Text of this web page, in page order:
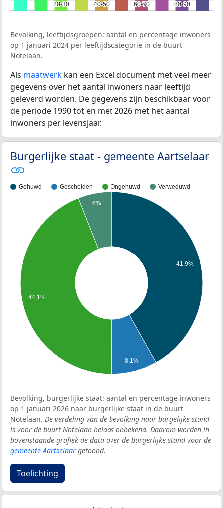
20-30
20-30
40-50
40-50
60-70
60-70
80-90
80-90
Bevolking, leeftijdsgroepen: aantal en percentage inwoners
op 1 januari 2024 per leeftijdscategorie in de buurt
Notelaan.
Als maatwerk kan een Excel document met veel meer
gegevens over het aantal inwoners naar leeftijd
geleverd worden. De gegevens zijn beschikbaar voor
de periode 1990 tot en met 2026 met het aantal
inwoners per levensjaar.
Burgerlijke staat - gemeente Aartselaar
Gehuwd Gescheiden Ongehuwd Verweduwd
41,9%
8,1%
6%
44,1%
Bevolking, burgerlijke staat: aantal en percentage inwoners
op 1 januari 2026 naar burgerlijke staat in de buurt
Notelaan. De verdeling van de bevolking naar burgelijke stand
is voor de buurt Notelaan helaas onbekend. Daarom worden in
bovenstaande grafiek de data over de burgerlijke stand voor de
gemeente Aartselaar getoond.
Toelichting